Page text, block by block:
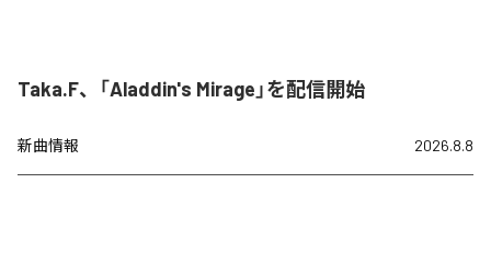
Taka.F、「Aladdin's Mirage」を配信開始
新曲情報 2026.8.8